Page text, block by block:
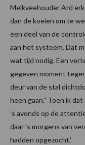
Melkveehouder Ard
dan de koeien om te
een deel van de
aan het systeem. Dat
wat tijd nodig. Een
gegeven moment
deur van de stal
heen gaan.” Toen ik
’s avonds op de
daar ’s morgens van
hadden opgezocht.’